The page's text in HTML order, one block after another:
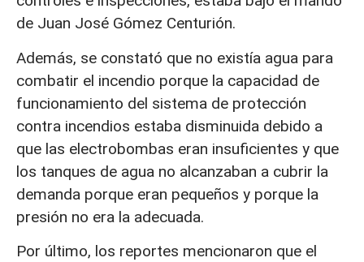
de Juan José Gómez Centurión.
Además, se constató que no existía agua para
combatir el incendio porque la capacidad de
funcionamiento del sistema de protección
contra incendios estaba disminuida debido a
que las electrobombas eran insuficientes y que
los tanques de agua no alcanzaban a cubrir la
demanda porque eran pequeños y porque la
presión no era la adecuada.
Por último, los reportes mencionaron que el